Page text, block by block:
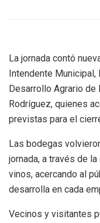
La jornada contó
Intendente
Desarrollo Agrario
Rodríguez, quienes
previstas para el
Las bodegas
jornada, a través de
vinos, acercando al
desarrolla en cada
Vecinos y visitantes